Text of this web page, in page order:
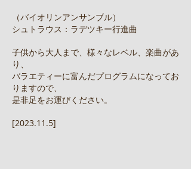
（バイオリンアンサンブル）
シュトラウス：ラデツキー行進曲
子供から大人まで、様々なレベル、楽曲があ
り、
バラエティーに富んだプログラムになってお
りますので、
是非足をお運びください。
[2023.11.5]